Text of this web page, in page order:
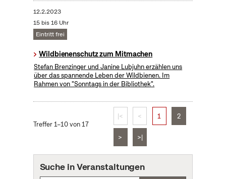
12.2.2023
15 bis 16 Uhr
Eintritt frei
Wildbienenschutz zum Mitmachen
Stefan Brenzinger und Janine Lubjuhn erzählen uns
über das spannende Leben der Wildbienen. Im
Rahmen von "Sonntags in der Bibliothek".
Treffer 1–10 von 17
|< < 1 2
> >|
Suche in Veranstaltungen